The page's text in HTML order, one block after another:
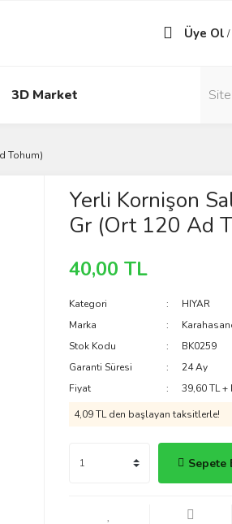
Üye Ol /
3D Market
Tohum)
Yerli Kornişon
Gr (Ort 120 Ad
40,00 TL
Kategori
HIYAR
Marka
Stok Kodu
BK0259
Garanti Süresi
24 Ay
Fiyat
39,60 TL +
4,09 TL den başlayan taksitlerle!
Sepete